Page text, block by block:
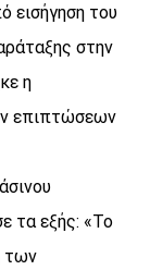
εισήγηση του
στην
η
επιπτώσεων
τα εξής: «Το
των